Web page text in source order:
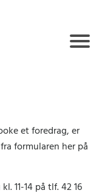
et foredrag, er
formularen her på
11-14 på tlf. 42 16